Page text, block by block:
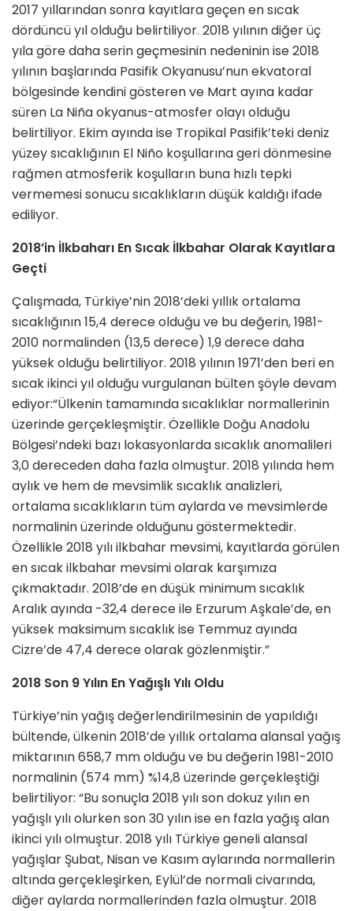
2017 yıllarından sonra kayıtlara geçen en sıcak
dördüncü yıl olduğu belirtiliyor. 2018 yılının diğer üç
yıla göre daha serin geçmesinin nedeninin ise 2018
yılının başlarında Pasifik Okyanusu’nun ekvatoral
bölgesinde kendini gösteren ve Mart ayına kadar
süren La Niña okyanus-atmosfer olayı olduğu
belirtiliyor. Ekim ayında ise Tropikal Pasifik’teki deniz
yüzey sıcaklığının El Niño koşullarına geri dönmesine
rağmen atmosferik koşulların buna hızlı tepki
vermemesi sonucu sıcaklıkların düşük kaldığı ifade
ediliyor.
2018’in İlkbaharı En Sıcak İlkbahar Olarak Kayıtlara
Geçti
Çalışmada, Türkiye’nin 2018’deki yıllık ortalama
sıcaklığının 15,4 derece olduğu ve bu değerin, 1981-
2010 normalinden (13,5 derece) 1,9 derece daha
yüksek olduğu belirtiliyor. 2018 yılının 1971’den beri en
sıcak ikinci yıl olduğu vurgulanan bülten şöyle devam
ediyor:“Ülkenin tamamında sıcaklıklar normallerinin
üzerinde gerçekleşmiştir. Özellikle Doğu Anadolu
Bölgesi’ndeki bazı lokasyonlarda sıcaklık anomalileri
3,0 dereceden daha fazla olmuştur. 2018 yılında hem
aylık ve hem de mevsimlik sıcaklık analizleri,
ortalama sıcaklıkların tüm aylarda ve mevsimlerde
normalinin üzerinde olduğunu göstermektedir.
Özellikle 2018 yılı ilkbahar mevsimi, kayıtlarda görülen
en sıcak ilkbahar mevsimi olarak karşımıza
çıkmaktadır. 2018’de en düşük minimum sıcaklık
Aralık ayında -32,4 derece ile Erzurum Aşkale’de, en
yüksek maksimum sıcaklık ise Temmuz ayında
Cizre’de 47,4 derece olarak gözlenmiştir.”
2018 Son 9 Yılın En Yağışlı Yılı Oldu
Türkiye’nin yağış değerlendirilmesinin de yapıldığı
bültende, ülkenin 2018’de yıllık ortalama alansal yağış
miktarının 658,7 mm olduğu ve bu değerin 1981-2010
normalinin (574 mm) %14,8 üzerinde gerçekleştiği
belirtiliyor: “Bu sonuçla 2018 yılı son dokuz yılın en
yağışlı yılı olurken son 30 yılın ise en fazla yağış alan
ikinci yılı olmuştur. 2018 yılı Türkiye geneli alansal
yağışlar Şubat, Nisan ve Kasım aylarında normallerin
altında gerçekleşirken, Eylül’de normali civarında,
diğer aylarda normallerinden fazla olmuştur. 2018